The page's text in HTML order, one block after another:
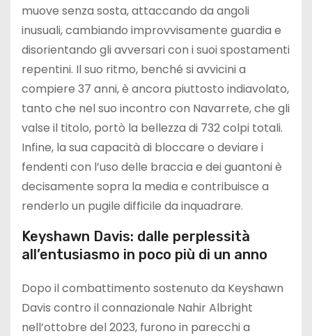
muove senza sosta, attaccando da angoli
inusuali, cambiando improvvisamente guardia e
disorientando gli avversari con i suoi spostamenti
repentini. Il suo ritmo, benché si avvicini a
compiere 37 anni, è ancora piuttosto indiavolato,
tanto che nel suo incontro con Navarrete, che gli
valse il titolo, portò la bellezza di 732 colpi totali.
Infine, la sua capacità di bloccare o deviare i
fendenti con l’uso delle braccia e dei guantoni è
decisamente sopra la media e contribuisce a
renderlo un pugile difficile da inquadrare.
Keyshawn Davis: dalle perplessità
all’entusiasmo in poco più di un anno
Dopo il combattimento sostenuto da Keyshawn
Davis contro il connazionale Nahir Albright
nell’ottobre del 2023, furono in parecchi a